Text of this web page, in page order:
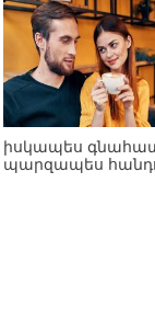
իսկապես
պարզապես